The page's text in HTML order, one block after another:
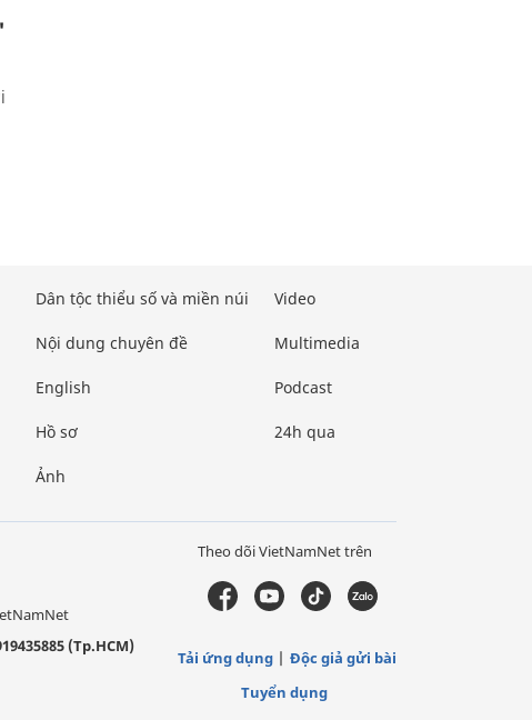
Dân tộc thiểu số và miền núi
Nội dung chuyên đề
English
Hồ sơ
Ảnh
Video
Multimedia
Podcast
24h qua
(Tp.HCM)
Theo dõi VietNamNet trên
Tải ứng dụng
Độc giả gửi bài
Tuyển dụng